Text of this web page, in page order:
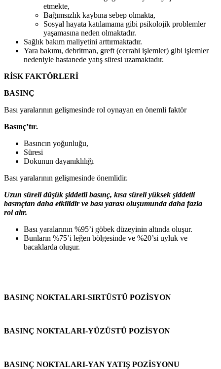
etmekte,
Bağımsızlık kaybına sebep olmakta,
Sosyal hayata katılamama gibi psikolojik problemler
yaşamasına neden olmaktadır.
Sağlık bakım maliyetini arttırmaktadır.
Yara bakımı, debritman, greft (cerrahi işlemler) gibi işlemler
nedeniyle hastanede yatış süresi uzamaktadır.
RİSK FAKTÖRLERİ
BASINÇ
Bası yaralarının gelişmesinde rol oynayan en önemli faktör
Basınç’tır.
Basıncın yoğunluğu,
Süresi
Dokunun dayanıklılığı
Bası yaralarının gelişmesinde önemlidir.
Uzun süreli düşük şiddetli basınç, kısa süreli yüksek şiddetli
basınçtan daha etkilidir ve bası yarası oluşumunda daha fazla
rol alır.
Bası yaralarının %95’i göbek düzeyinin altında oluşur.
Bunların %75’i leğen bölgesinde ve %20’si uyluk ve
bacaklarda oluşur.
BASINÇ NOKTALARI-SIRTÜSTÜ POZİSYON
BASINÇ NOKTALARI-YÜZÜSTÜ POZİSYON
BASINÇ NOKTALARI-YAN YATIŞ POZİSYONU